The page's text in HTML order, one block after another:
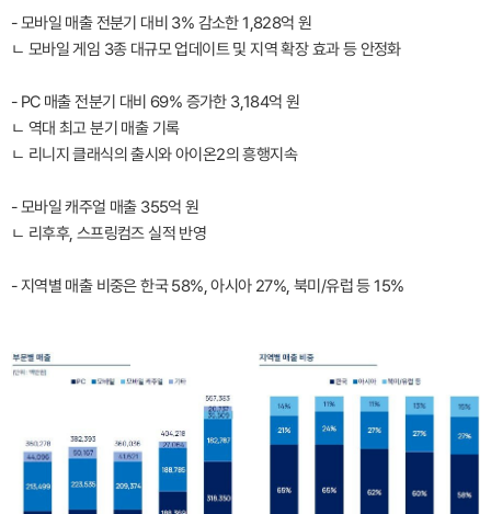
- 모바일 매출 전분기 대비 3% 감소한 1,828억 원
ㄴ 모바일 게임 3종 대규모 업데이트 및 지역 확장 효과 등 안정화
- PC 매출 전분기 대비 69% 증가한 3,184억 원
ㄴ 역대 최고 분기 매출 기록
ㄴ 리니지 클래식의 출시와 아이온2의 흥행지속
- 모바일 캐주얼 매출 355억 원
ㄴ 리후후, 스프링컴즈 실적 반영
- 지역별 매출 비중은 한국 58%, 아시아 27%, 북미/유럽 등 15%